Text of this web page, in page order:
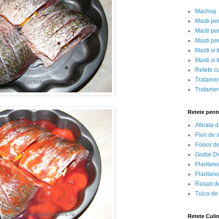
Machiaj
Masti
Masti
Masti
Masti si
Masti si
Retete
Retete
Afinata
Flori de
Foisor
Gratar
Rasad
Tuica
Retete